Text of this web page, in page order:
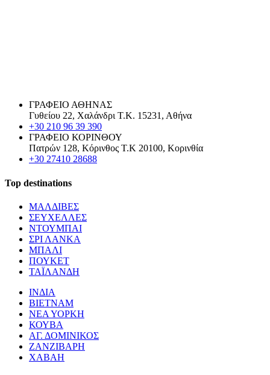
ΓΡΑΦΕΙΟ ΑΘΗΝΑΣ
Γυθείου 22, Χαλάνδρι Τ.Κ. 15231, Αθήνα
+30 210 96 39 390
ΓΡΑΦΕΙΟ ΚΟΡΙΝΘΟΥ
Πατρών 128, Κόρινθος Τ.Κ 20100, Κορινθία
+30 27410 28688
Top destinations
ΜΑΛΔΙΒΕΣ
ΣΕΥΧΕΛΛΕΣ
ΝΤΟΥΜΠΑΙ
ΣΡΙ ΛΑΝΚΑ
ΜΠΑΛΙ
ΠΟΥΚΕΤ
ΤΑΪΛΑΝΔΗ
ΙΝΔΙΑ
ΒΙΕΤΝΑΜ
ΝΕΑ ΥΟΡΚΗ
ΚΟΥΒΑ
ΑΓ. ΔΟΜΙΝΙΚΟΣ
ΖΑΝΖΙΒΑΡΗ
ΧΑΒΑΗ